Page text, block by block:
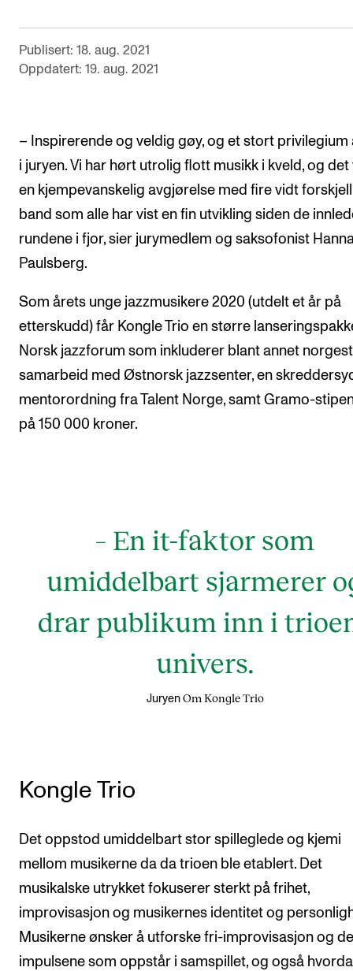
Arrangementer og konserter
Nyheter og historier
INFO
Om Norges musikkhøgskole
Kontakt oss
Finn ansatte
For ansatte og studenter
Publisert: 18. aug. 2021
Oppdatert: 19. aug. 2021
– Inspirerende og veldig gøy, og et stort privilegium
i juryen. Vi har hørt utrolig flott musikk i kveld, og det
en kjempevanskelig avgjørelse med fire vidt
band som alle har vist en fin utvikling siden de
rundene i fjor, sier jurymedlem og saksofonist
Paulsberg.
Som årets unge jazzmusikere 2020 (utdelt et år på
etterskudd) får Kongle Trio en større
Norsk jazzforum som inkluderer blant annet
samarbeid med Østnorsk jazzsenter, en
mentorordning fra Talent Norge, samt Gramo-
på 150 000 kroner.
– En it-faktor som
umiddelbart sjarmerer
drar publikum inn i
univers.
Juryen Om Kongle Trio
Kongle Trio
Det oppstod umiddelbart stor spilleglede og kjemi
mellom musikerne da da trioen ble etablert. Det
musikalske utrykket fokuserer sterkt på frihet,
improvisasjon og musikernes identitet og
Musikerne ønsker å utforske fri-improvisasjon og de
impulsene som oppstår i samspillet, og også